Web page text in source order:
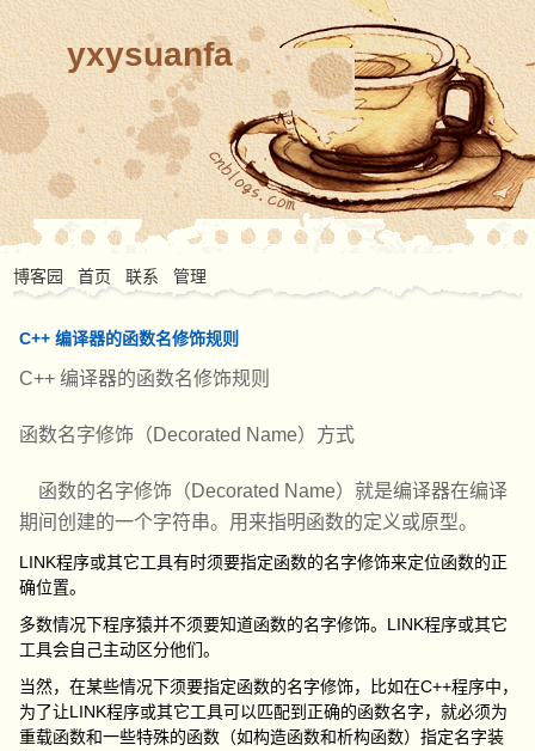
yxysuanfa
博客园 首页 联系 管理
C++ 编译器的函数名修饰规则
C++ 编译器的函数名修饰规则
函数名字修饰（Decorated Name）方式
函数的名字修饰（Decorated Name）就是编译器在编译
期间创建的一个字符串。用来指明函数的定义或原型。
LINK程序或其它工具有时须要指定函数的名字修饰来定位函数的正
确位置。
多数情况下程序猿并不须要知道函数的名字修饰。LINK程序或其它
工具会自己主动区分他们。
当然，在某些情况下须要指定函数的名字修饰，比如在C++程序中，
为了让LINK程序或其它工具可以匹配到正确的函数名字，就必须为
重载函数和一些特殊的函数（如构造函数和析构函数）指定名字装